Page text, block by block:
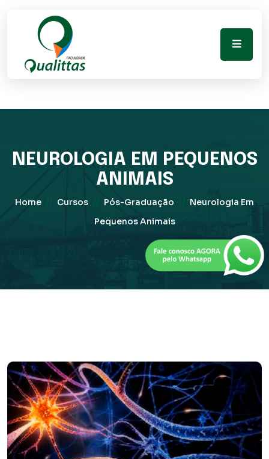
NEUROLOGIA EM PEQUENOS
ANIMAIS
Home Cursos Pós-Graduação
Neurologia Em
Pequenos Animais